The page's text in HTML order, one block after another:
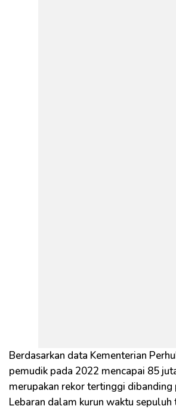
Berdasarkan data Kementerian
pemudik pada 2022 mencapai 85
merupakan rekor tertinggi
Lebaran dalam kurun waktu sepuluh